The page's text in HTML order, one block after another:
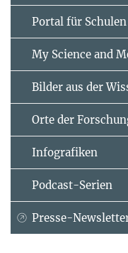
Portal für Schulen
My Science and
Bilder aus der
Orte der
Infografiken
Podcast-Serien
Presse-